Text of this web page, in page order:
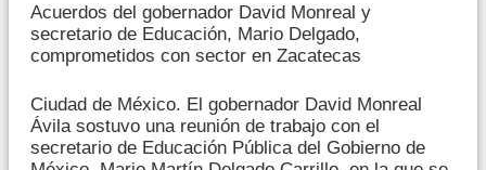
Acuerdos del gobernador David Monreal y
secretario de Educación, Mario Delgado,
comprometidos con sector en Zacatecas
Ciudad de México. El gobernador David Monreal
Ávila sostuvo una reunión de trabajo con el
secretario de Educación Pública del Gobierno de